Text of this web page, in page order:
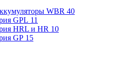
WBR 40
GPL 11
HRL и HR 10
GP 15